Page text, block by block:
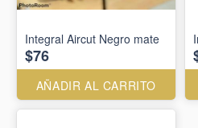
Integral Aircut Negro mate
$76
AÑADIR AL CARRITO